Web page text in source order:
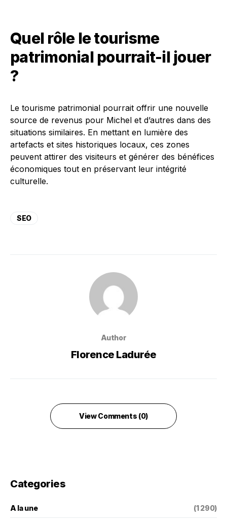
Quel rôle le tourisme
patrimonial pourrait-il jouer
?
Le tourisme patrimonial pourrait offrir une nouvelle
source de revenus pour Michel et d’autres dans des
situations similaires. En mettant en lumière des
artefacts et sites historiques locaux, ces zones
peuvent attirer des visiteurs et générer des bénéfices
économiques tout en préservant leur intégrité
culturelle.
SEO
Author
Florence Ladurée
View Comments (0)
Categories
A la une (1 290)